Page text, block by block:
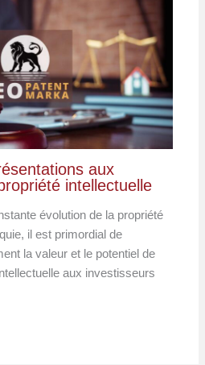
aux
intellectuelle
évolution de la propriété
il est primordial de
la valeur et le potentiel de
aux investisseurs